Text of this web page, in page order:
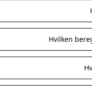
Hvilken